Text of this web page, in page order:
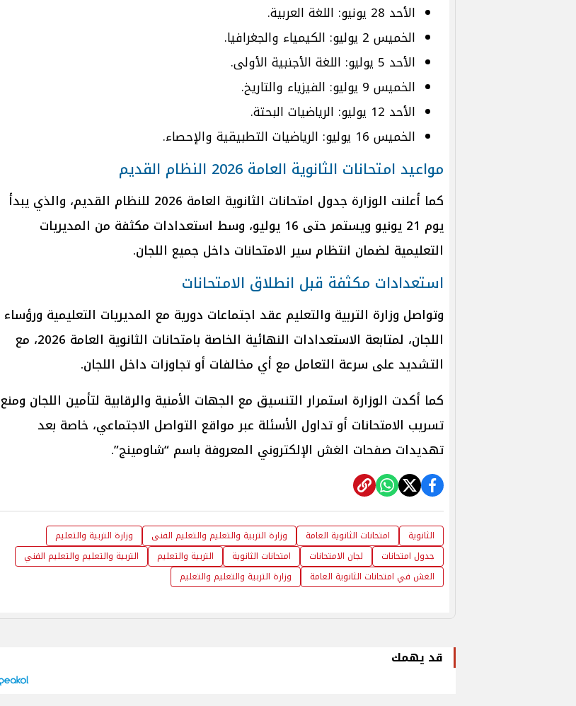
الأحد 28 يونيو: اللغة العربية.
الخميس 2 يوليو: الكيمياء والجغرافيا.
الأحد 5 يوليو: اللغة الأجنبية الأولى.
الخميس 9 يوليو: الفيزياء والتاريخ.
الأحد 12 يوليو: الرياضيات البحتة.
الخميس 16 يوليو: الرياضيات التطبيقية والإحصاء.
مواعيد امتحانات الثانوية العامة 2026 النظام القديم
كما أعلنت الوزارة جدول امتحانات الثانوية العامة 2026 للنظام القديم، والذي يبدأ
يوم 21 يونيو ويستمر حتى 16 يوليو، وسط استعدادات مكثفة من المديريات
التعليمية لضمان انتظام سير الامتحانات داخل جميع اللجان.
استعدادات مكثفة قبل انطلاق الامتحانات
وتواصل وزارة التربية والتعليم عقد اجتماعات دورية مع المديريات التعليمية ورؤساء
اللجان، لمتابعة الاستعدادات النهائية الخاصة بامتحانات الثانوية العامة 2026، مع
التشديد على سرعة التعامل مع أي مخالفات أو تجاوزات داخل اللجان.
كما أكدت الوزارة استمرار التنسيق مع الجهات الأمنية والرقابية لتأمين اللجان ومنع
تسريب الامتحانات أو تداول الأسئلة عبر مواقع التواصل الاجتماعي، خاصة بعد
تهديدات صفحات الغش الإلكتروني المعروفة باسم “شاومينج”.
الثانوية امتحانات الثانوية العامة وزارة التربية والتعليم والتعليم الفنى
وزارة التربية والتعليم
جدول امتحانات
لجان الامتحانات امتحانات الثانوية التربية والتعليم
التربية والتعليم والتعليم الفني
الغش في امتحانات الثانوية العامة
وزارة التربية والتعليم والتعليم
قد يهمك